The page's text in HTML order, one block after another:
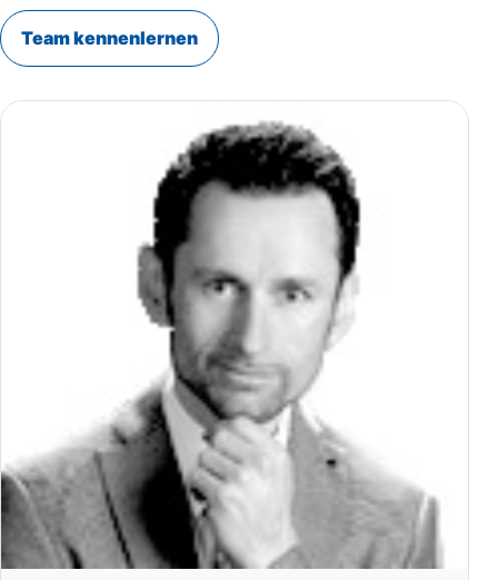
Team kennenlernen